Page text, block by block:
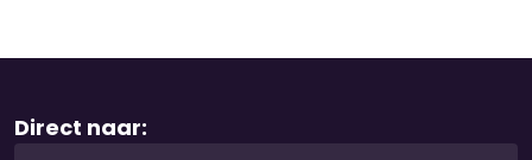
Direct naar: